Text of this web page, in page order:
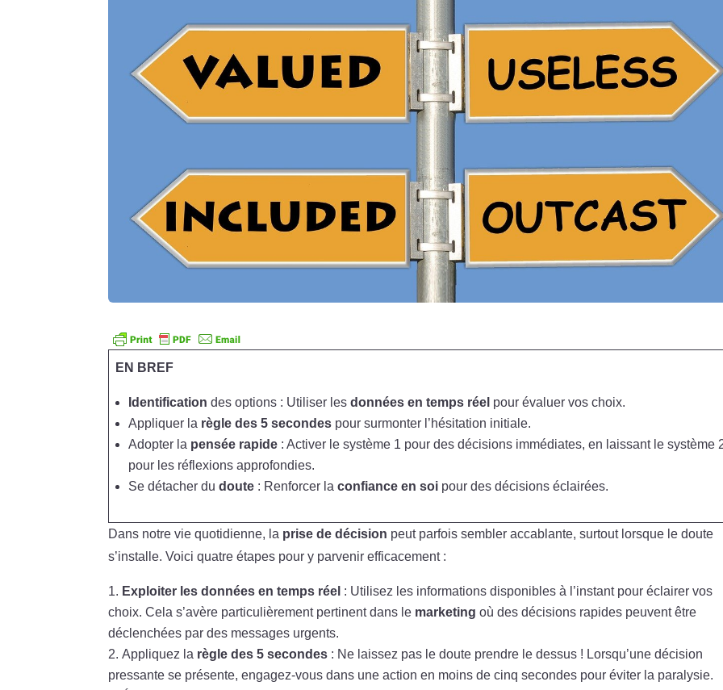
EN BREF
Identification des options : Utiliser lesdonnées en temps réel pour évaluer vos choix.
Appliquer la règle des 5 secondes pour surmonter l’hésitation initiale.
Adopter la pensée rapide : Activer le système 1 pour des décisions immédiates, en laissant le système
pour les réflexions approfondies.
Se détacher dudoute : Renforcer laconfiance en soi pour des décisions éclairées.
Dans notre vie quotidienne, la prise de décision peut parfois sembler accablante, surtout lorsque le doute
s’installe. Voici quatre étapes pour y parvenir efficacement :
Exploiter les données en temps réel : Utilisez les informations disponibles à l’instant pour éclairer vos
choix. Cela s’avère particulièrement pertinent dans le marketing où des décisions rapides peuvent être
déclenchées par des messages urgents.
Appliquez la règle des 5 secondes : Ne laissez pas le doute prendre le dessus ! Lorsqu’une décision
pressante se présente, engagez-vous dans une action en moins de cinq secondes pour éviter la paralysie.